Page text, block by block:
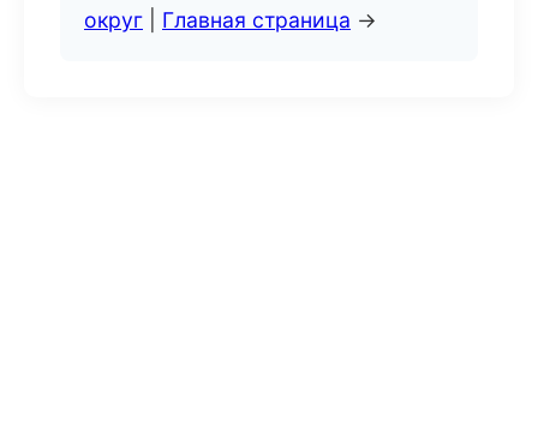
округ
Главная страница →